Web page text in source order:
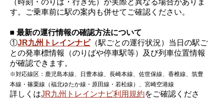
す。ご乗車前に駅の案内も併せてご確認ください。
■ 最新の運行情報の確認方法について
①JR九州トレインナビ（駅ごとの運行状況）当日の駅ご
との発車標情報（のりばや停車駅等）及び列車位置情報
が確認できます。
※対応線区：鹿児島本線、日豊本線、長崎本線、佐世保線、香椎線、筑豊
本線・篠栗線（福北ゆたか線・原田線・若松線）、宮崎空港線
詳しくはJR九州トレインナビ利用規約をご確認くださ